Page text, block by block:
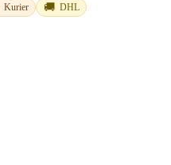
Kurier 🚚 DHL